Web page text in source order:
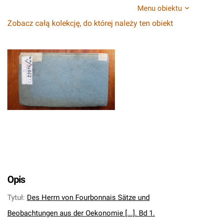
Menu obiektu
Zobacz całą kolekcję, do której należy ten obiekt
Opis
Tytuł: Des Herrn von Fourbonnais Sätze und
Beobachtungen aus der Oekonomie [...]. Bd 1.